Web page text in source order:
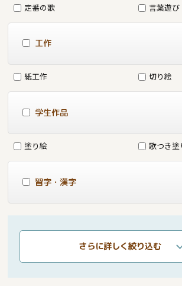
定番の歌 言葉遊び
工作
紙工作 切り絵
学生作品
塗り絵 歌つき塗
習字・漢字
さらに詳しく絞り込む